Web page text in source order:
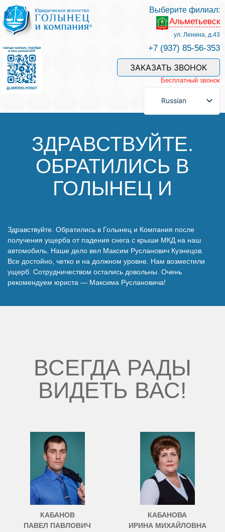
Услуги и наши специалисты
Оплата услуг
Задать вопрос
Отзывы
Полезные статьи
Наши победы
Видео о нас
Выберите филиал:
Альметьевск
ул. Ленина, д.43
+7 (937) 85-56-353
ЗАКАЗАТЬ ЗВОНОК
Бесплатный звонок
Russian
ЗДРАВСТВУЙТЕ.
ОБРАТИЛИСЬ В
ГОЛЫНЕЦ И
Здравствуйте. Обратились в Голынец и Компания после
получения ущерба от падения снега с крыши МКД на наш
автомобиль. Наше дело вел Максим Русланович Кузнецов.
Все достойно, четко и на должном уровне. Нам возместили
ущерб. Сотрудничеством остались довольны. Очень
рекомендуем юриста — Максима Руслановича!
ВСЕГДА РАДЫ
ВИДЕТЬ ВАС!
КАБАНОВ
ПАВЕЛ ПАВЛОВИЧ
КАБАНОВА
ИРИНА МИХАЙЛОВНА